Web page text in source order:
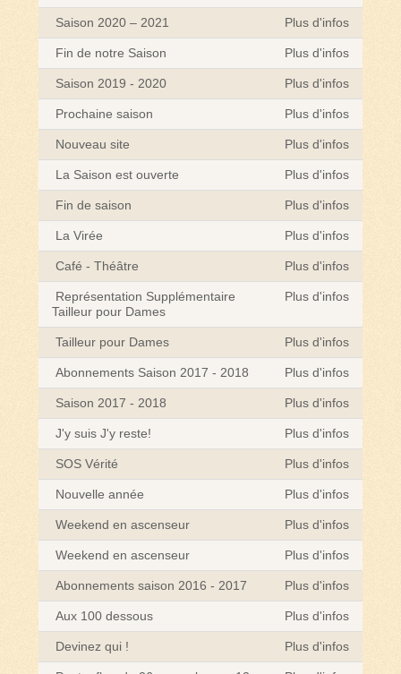
Saison 2020 – 2021 Plus d'infos
Fin de notre Saison Plus d'infos
Saison 2019 - 2020 Plus d'infos
Prochaine saison Plus d'infos
Nouveau site Plus d'infos
La Saison est ouverte Plus d'infos
Fin de saison Plus d'infos
La Virée Plus d'infos
Café - Théâtre Plus d'infos
Représentation Supplémentaire
Tailleur pour Dames
Plus d'infos
Tailleur pour Dames Plus d'infos
Abonnements Saison 2017 - 2018 Plus d'infos
Saison 2017 - 2018 Plus d'infos
J'y suis J'y reste! Plus d'infos
SOS Vérité Plus d'infos
Nouvelle année Plus d'infos
Weekend en ascenseur Plus d'infos
Weekend en ascenseur Plus d'infos
Abonnements saison 2016 - 2017 Plus d'infos
Aux 100 dessous Plus d'infos
Devinez qui ! Plus d'infos